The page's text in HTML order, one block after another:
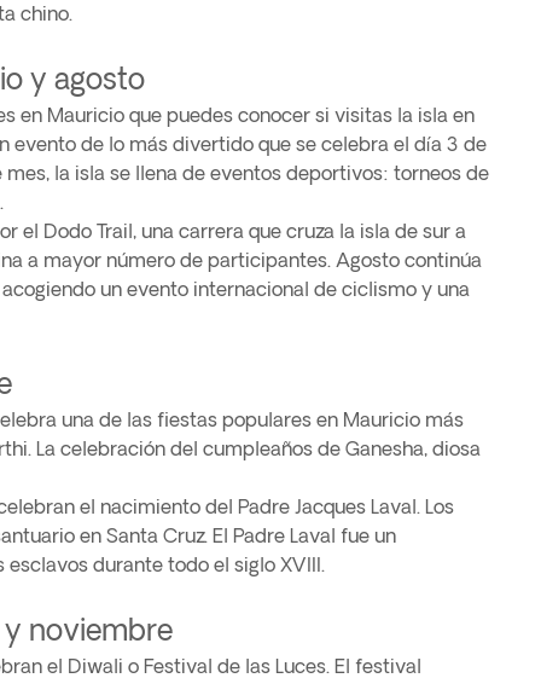
chino.
y agosto
en Mauricio que puedes conocer si visitas la isla en
evento de lo más divertido que se celebra el día 3 de
mes, la isla se llena de eventos deportivos: torneos de
el Dodo Trail, una carrera que cruza la isla de sur a
a mayor número de participantes. Agosto continúa
un evento internacional de ciclismo y una
una de las fiestas populares en Mauricio más
La celebración del cumpleaños de Ganesha, diosa
el nacimiento del Padre Jacques Laval. Los
en Santa Cruz. El Padre Laval fue un
durante todo el siglo XVIII.
noviembre
el Diwali o Festival de las Luces. El festival